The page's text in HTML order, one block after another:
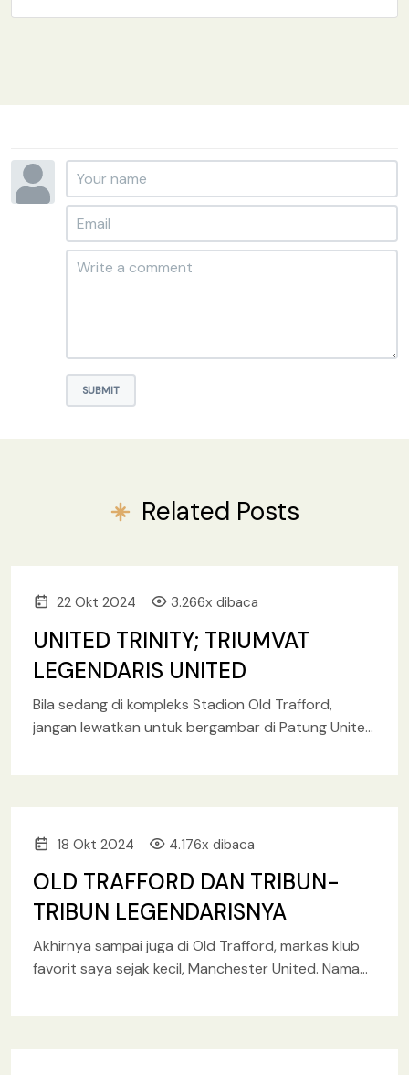
SUBMIT
Related Posts
22 Okt 2024 3.266x dibaca
UNITED TRINITY; TRIUMVAT
LEGENDARIS UNITED
Bila sedang di kompleks Stadion Old Trafford,
jangan lewatkan untuk bergambar di Patung United
18 Okt 2024 4.176x dibaca
OLD TRAFFORD DAN TRIBUN-
TRIBUN LEGENDARISNYA
Akhirnya sampai juga di Old Trafford, markas klub
favorit saya sejak kecil, Manchester United. Nama